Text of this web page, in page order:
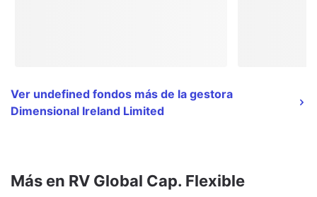
Ver undefined fondos más de la gestora
Dimensional Ireland Limited
Más en RV Global Cap. Flexible